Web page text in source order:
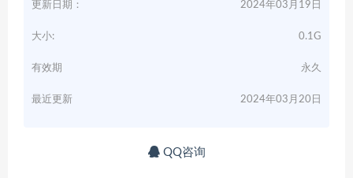
更新日期： 2024年03月19日
大小: 0.1G
有效期 永久
最近更新 2024年03月20日
QQ咨询